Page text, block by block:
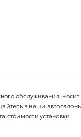
обслуживания,
в наши
стоимости установки.